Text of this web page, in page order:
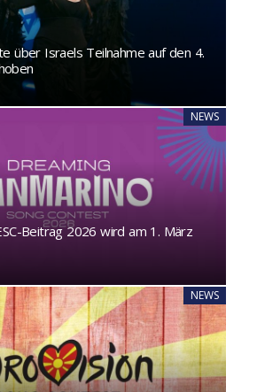
über Israels Teilnahme auf den 4.
NEWS
Beitrag 2026 wird am 1. März
NEWS